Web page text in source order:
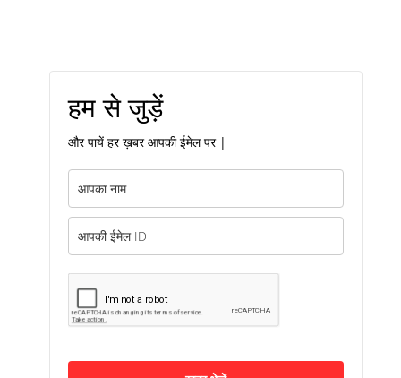
हम से जुड़ें
और पायें हर ख़बर आपकी ईमेल पर |